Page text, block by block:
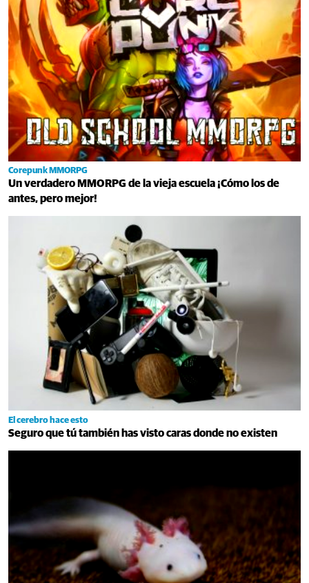
Corepunk MMORPG
Un verdadero MMORPG de la vieja escuela ¡Cómo los de
antes, pero mejor!
El cerebro hace esto
Seguro que tú también has visto caras donde no existen